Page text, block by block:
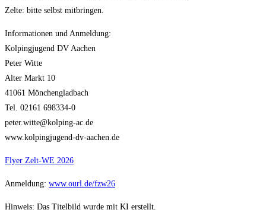
Zelte: bitte selbst mitbringen.
Informationen und Anmeldung:
Kolpingjugend DV Aachen
Peter Witte
Alter Markt 10
41061 Mönchengladbach
Tel. 02161 698334-0
peter.witte@kolping-ac.de
www.kolpingjugend-dv-aachen.de
Flyer Zelt-WE 2026
Anmeldung: www.ourl.de/fzw26
Hinweis: Das Titelbild wurde mit KI erstellt.